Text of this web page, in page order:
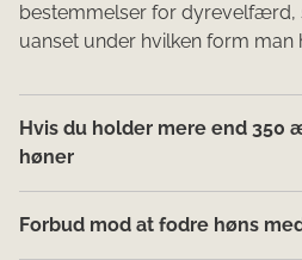
bestemmelser for dyrevelfærd,
uanset under hvilken form man
Hvis du holder mere end
høner
Forbud mod at fodre høns